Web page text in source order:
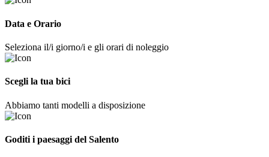
Data e Orario
Seleziona il/i giorno/i e gli orari di noleggio
Scegli la tua bici
Abbiamo tanti modelli a disposizione
Goditi i paesaggi del Salento